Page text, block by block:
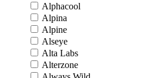
Alphacool
Alpina
Alpine
Alseye
Alta Labs
Alterzone